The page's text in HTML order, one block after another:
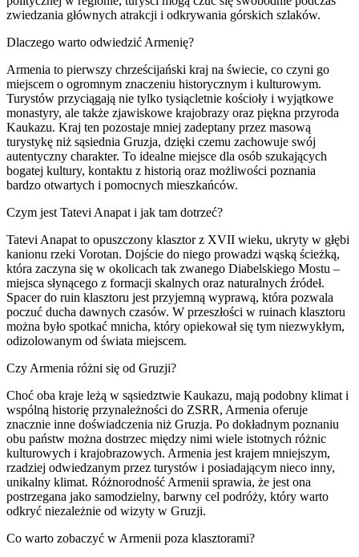
zwiedzania głównych atrakcji i odkrywania górskich szlaków.
Dlaczego warto odwiedzić Armenię?
Armenia to pierwszy chrześcijański kraj na świecie, co czyni go
miejscem o ogromnym znaczeniu historycznym i kulturowym.
Turystów przyciągają nie tylko tysiącletnie kościoły i wyjątkowe
monastyry, ale także zjawiskowe krajobrazy oraz piękna przyroda
Kaukazu. Kraj ten pozostaje mniej zadeptany przez masową
turystykę niż sąsiednia Gruzja, dzięki czemu zachowuje swój
autentyczny charakter. To idealne miejsce dla osób szukających
bogatej kultury, kontaktu z historią oraz możliwości poznania
bardzo otwartych i pomocnych mieszkańców.
Czym jest Tatevi Anapat i jak tam dotrzeć?
Tatevi Anapat to opuszczony klasztor z XVII wieku, ukryty w głębi
kanionu rzeki Vorotan. Dojście do niego prowadzi wąską ścieżką,
która zaczyna się w okolicach tak zwanego Diabelskiego Mostu –
miejsca słynącego z formacji skalnych oraz naturalnych źródeł.
Spacer do ruin klasztoru jest przyjemną wyprawą, która pozwala
poczuć ducha dawnych czasów. W przeszłości w ruinach klasztoru
można było spotkać mnicha, który opiekował się tym niezwykłym,
odizolowanym od świata miejscem.
Czy Armenia różni się od Gruzji?
Choć oba kraje leżą w sąsiedztwie Kaukazu, mają podobny klimat i
wspólną historię przynależności do ZSRR, Armenia oferuje
znacznie inne doświadczenia niż Gruzja. Po dokładnym poznaniu
obu państw można dostrzec między nimi wiele istotnych różnic
kulturowych i krajobrazowych. Armenia jest krajem mniejszym,
rzadziej odwiedzanym przez turystów i posiadającym nieco inny,
unikalny klimat. Różnorodność Armenii sprawia, że jest ona
postrzegana jako samodzielny, barwny cel podróży, który warto
odkryć niezależnie od wizyty w Gruzji.
Co warto zobaczyć w Armenii poza klasztorami?